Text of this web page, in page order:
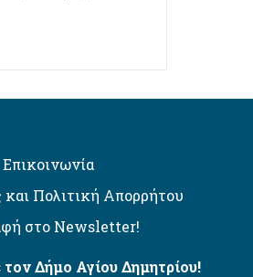
Επικοινωνία
και Πολιτική Απορρήτου
στο Newsletter!
τον Δήμο Αγίου Δημητρίου!